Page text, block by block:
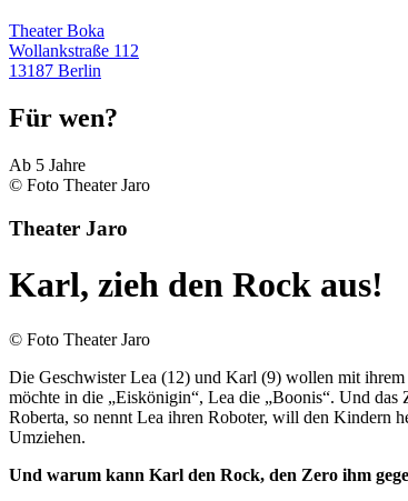
Theater Boka
Wollankstraße 112
13187 Berlin
Für wen?
Ab 5 Jahre
© Foto Theater Jaro
Theater Jaro
Karl, zieh den Rock aus!
© Foto Theater Jaro
Die Geschwister Lea (12) und Karl (9) wollen mit ihrem
möchte in die „Eiskönigin“, Lea die „Boonis“. Und
Roberta, so nennt Lea ihren Roboter, will den Kindern
Umziehen.
Und warum kann Karl den Rock, den Zero ihm